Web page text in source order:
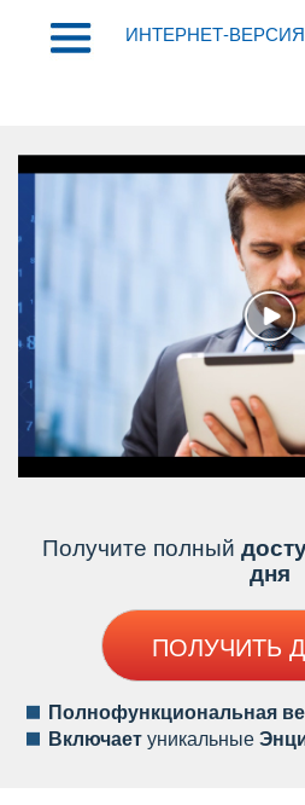
ИНТЕРНЕТ-
Получите полный
дня
ПОЛУЧИТЬ
Полнофункциональная
ключаетуникальные